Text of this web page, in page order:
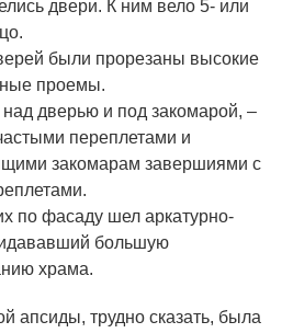
двери. К ним вело 5- или
были прорезаны высокие
проемы.
дверью и под закомарой, –
переплетами и
закомарам завершиями с
по фасаду шел аркатурно-
большую
храма.
апсиды, трудно сказать, была